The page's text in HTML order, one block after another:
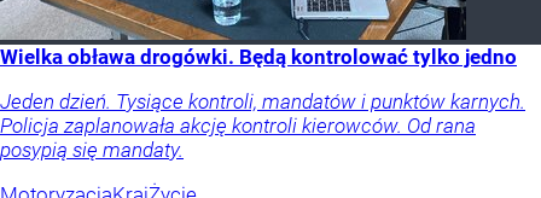
Wielka obława drogówki. Będą kontrolować tylko jedno
Jeden dzień. Tysiące kontroli, mandatów i punktów karnych.
Policja zaplanowała akcję kontroli kierowców. Od rana
posypią się mandaty.